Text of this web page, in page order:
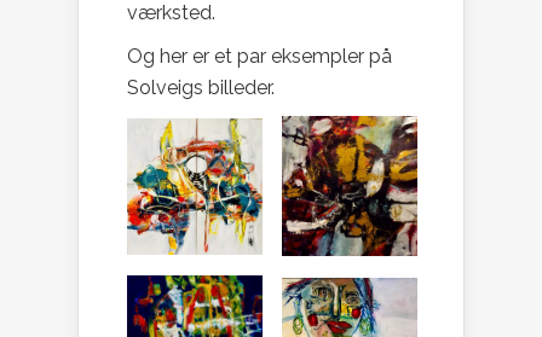
værksted.
Og her er et par eksempler på
Solveigs billeder.